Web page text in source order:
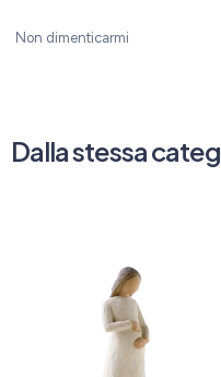
Non dimenticarmi
Dalla stessa